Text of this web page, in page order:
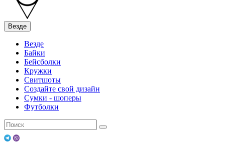
Везде
Везде
Байки
Бейсболки
Кружки
Свитшоты
Создайте свой дизайн
Сумки - шоперы
Футболки